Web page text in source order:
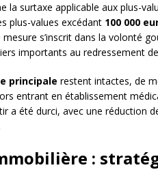
la surtaxe applicable aux plus-
plus-values excédant 100 000
s’inscrit dans la volonté
importants au redressement
principale restent intactes, de
entrant en établissement
a été durci, avec une réduction
: